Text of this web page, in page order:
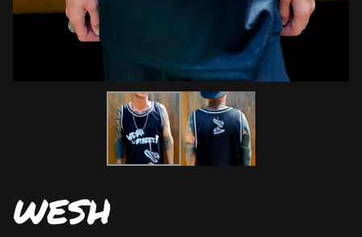
WESH